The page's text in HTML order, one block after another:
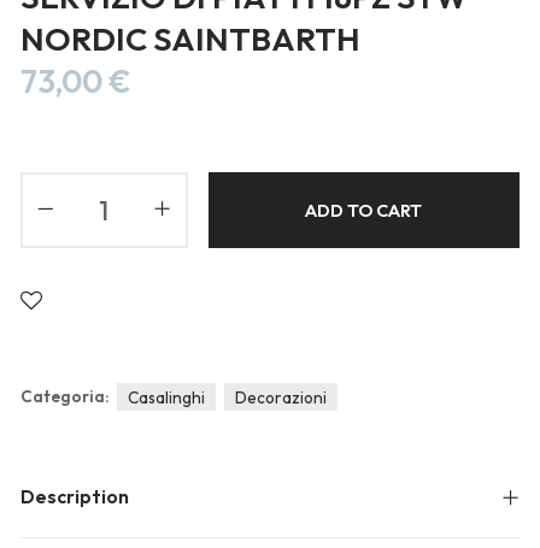
Privacy Policy
Sitemap
Blog
Meetups
NORDIC SAINTBARTH
73,00€
ADD TO CART
Description
Categoria: Casalinghi Decorazioni